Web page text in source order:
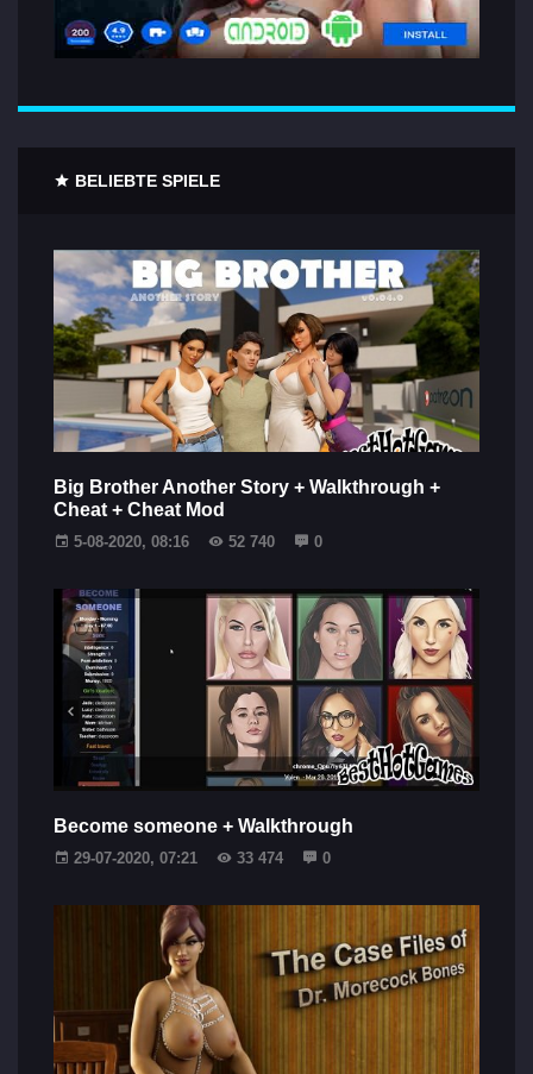
BELIEBTE SPIELE
Big Brother Another Story + Walkthrough +
Cheat + Cheat Mod
5-08-2020, 08:16 52 740 0
Become someone + Walkthrough
29-07-2020, 07:21 33 474 0